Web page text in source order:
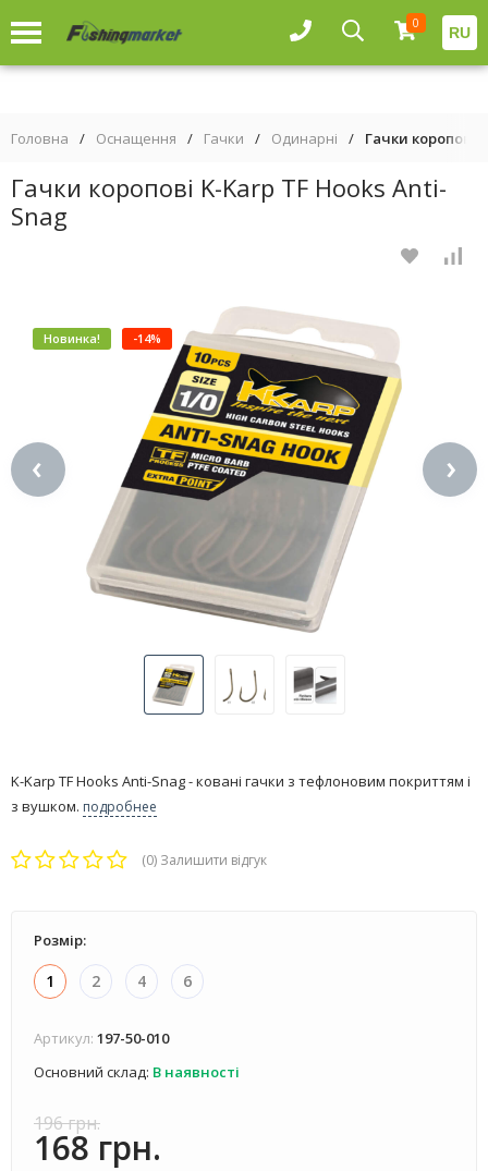
0
RU
Головна / Оснащення / Гачки / Одинарні / Гачки коропові
Гачки коропові K-Karp TF Hooks Anti-
Snag
Новинка! -14%
‹ ›
K-Karp TF Hooks Anti-Snag - ковані гачки з тефлоновим покриттям і
з вушком. подробнее
(0) Залишити відгук
Розмір:
1 2 4 6
Артикул: 197-50-010
Основний склад: В наявності
196 грн.
168 грн.